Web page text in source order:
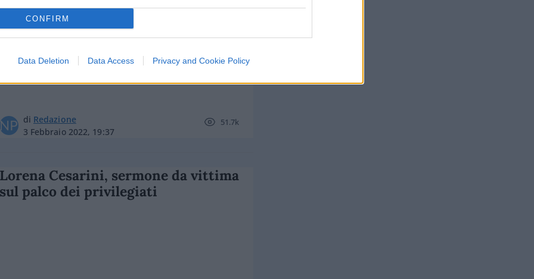
CONFIRM
Data Deletion Data Access Privacy and Cookie Policy
Zalone, arriva la rosicata dei
di Redazione
3 Febbraio 2022, 19:37
51.7k
Lorena Cesarini, sermone da vittima
sul palco dei privilegiati